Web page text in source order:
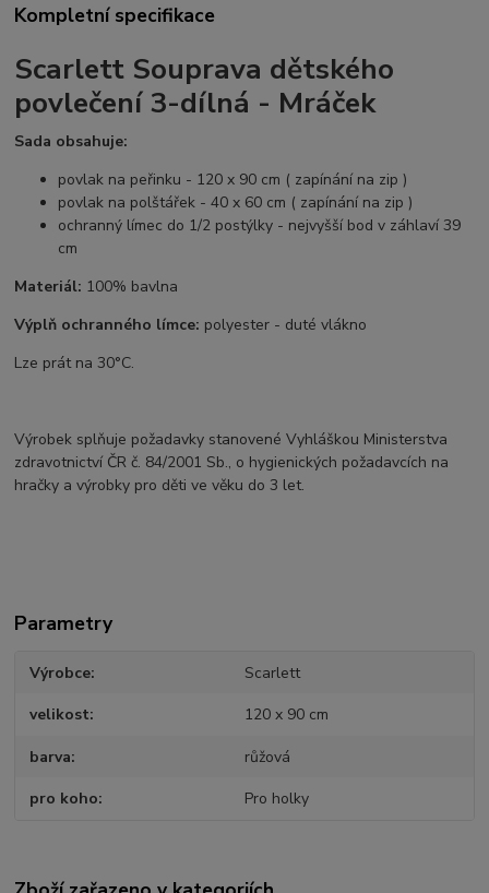
Kompletní specifikace
Scarlett Souprava dětského
povlečení 3-dílná - Mráček
Sada obsahuje:
povlak na peřinku - 120 x 90 cm ( zapínání na zip )
povlak na polštářek - 40 x 60 cm ( zapínání na zip )
ochranný límec do 1/2 postýlky - nejvyšší bod v záhlaví 39
cm
Materiál: 100% bavlna
Výplň ochranného límce: polyester - duté vlákno
Lze prát na 30°C.
Výrobek splňuje požadavky stanovené Vyhláškou Ministerstva
zdravotnictví ČR č. 84/2001 Sb., o hygienických požadavcích na
hračky a výrobky pro děti ve věku do 3 let.
Parametry
Výrobce Scarlett
velikost 120 x 90 cm
barva růžová
pro koho Pro holky